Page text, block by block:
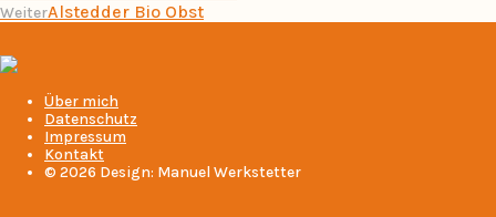
WeiterAlstedder Bio Obst
Über mich
Datenschutz
Impressum
Kontakt
© 2026 Design: Manuel Werkstetter